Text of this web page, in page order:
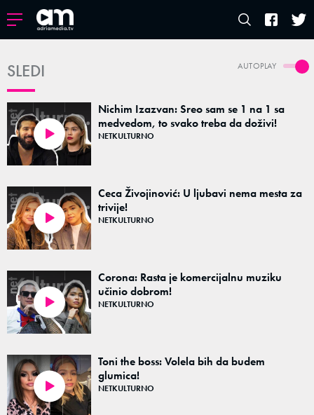
AUTOPLAY
SLEDI
Nichim Izazvan: Sreo sam se 1 na 1 sa
medvedom, to svako treba da doživi!
NETKULTURNO
Ceca Živojinović: U ljubavi nema mesta za
trivije!
NETKULTURNO
Corona: Rasta je komercijalnu muziku
učinio dobrom!
NETKULTURNO
Toni the boss: Volela bih da budem
glumica!
NETKULTURNO